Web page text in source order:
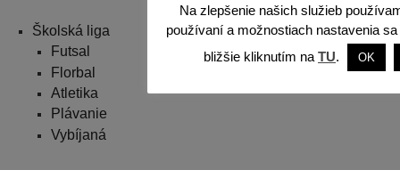
Školská liga
Futsal
Florbal
Atletika
Plávanie
Vybíjaná
Na zlepšenie našich služieb
používaní a možnostiach nastavenia
bližšie kliknutím na TU. OK